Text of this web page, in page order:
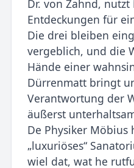
Dr. von Zahnd, nutzt
Entdeckungen für
Die drei bleiben
vergeblich, und die
Hände einer
Dürrenmatt bringt
Verantwortung der
äußerst
De Physiker Möbius
„luxuriöses“
wiel dat, wat he